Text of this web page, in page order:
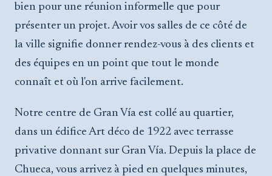
bien pour une réunion informelle que pour
présenter un projet. Avoir vos salles de ce côté de
la ville signifie donner rendez-vous à des clients et
des équipes en un point que tout le monde
connaît et où l'on arrive facilement.
Notre centre de Gran Vía est collé au quartier,
dans un édifice Art déco de 1922 avec terrasse
privative donnant sur Gran Vía. Depuis la place de
Chueca, vous arrivez à pied en quelques minutes,